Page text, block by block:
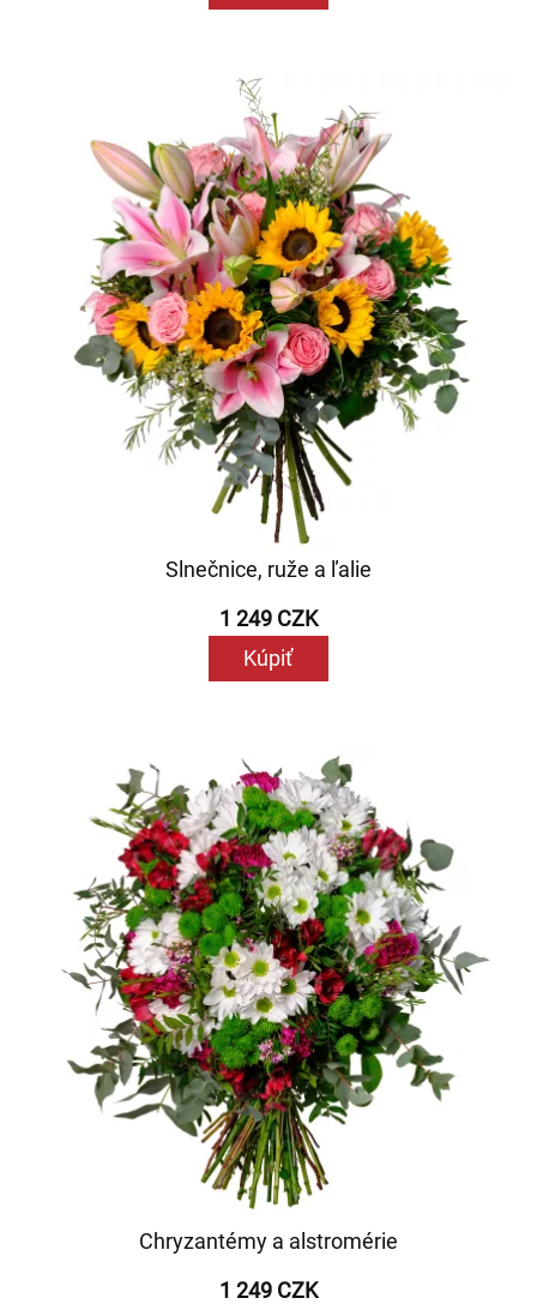
Slnečnice, ruže a ľalie
1 249 CZK
Kúpiť
Chryzantémy a alstromérie
1 249 CZK